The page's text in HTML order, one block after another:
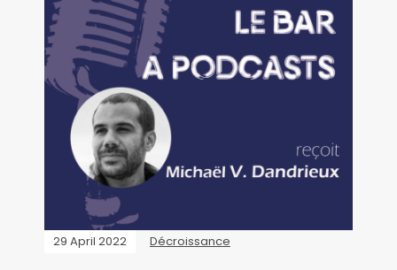
29 April 2022 Décroissance